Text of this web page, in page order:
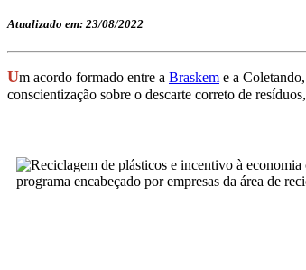
Atualizado em: 23/08/2022
Um acordo formado entre a Braskem e a Coletando,
conscientização sobre o descarte correto de resíduos,